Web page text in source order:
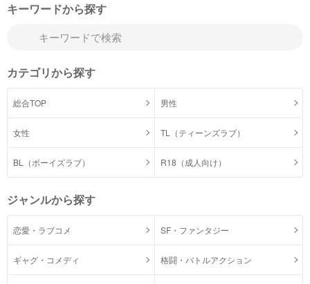
キーワードから探す
カテゴリから探す
総合TOP 男性
女性 TL（ティーンズラブ）
BL（ボーイズラブ） R18（成人向け）
ジャンルから探す
恋愛・ラブコメ SF・ファンタジー
ギャグ・コメディ 格闘・バトルアクション